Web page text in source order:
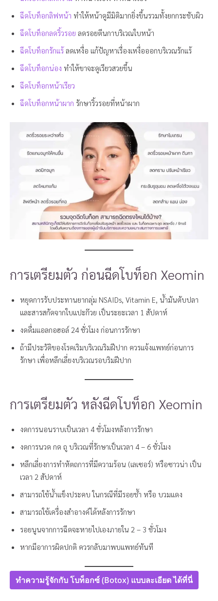
ฉีดโบท็อกลิฟหน้า ทำให้หน้าดูมีมิติมากยิ่งขึ้นรวมทั้งยกกระชับผิว
ฉีดโบท็อกลดริ้วรอย ลดรอยตีนกาบริเวณใบหน้า
ฉีดโบท็อกรักแร้ ลดเหงื่อ แก้ปัญหาเรื่องเหงื่อออกบริเวณรักแร้
ฉีดโบท็อกน่อง ทำให้ขาจะดูเรียวสวยขึ้น
ฉีดโบท็อกหน้าเรียว
ฉีดโบท็อกหน้าผาก รักษาริ้วรอยที่หน้าผาก
การเตรียมตัว ก่อนฉีดโบท็อก Xeomin
หยุดการรับประทานยากลุ่ม NSAIDs, Vitamin E, น้ำมันตับปลา
และสารสกัดจากใบแปะก๊วย เป็นระยะเวลา 1 สัปดาห์
งดดื่มแอลกอฮอล์ 24 ชั่วโมง ก่อนการรักษา
ถ้ามีประวัติของโรคเริมบริเวณริมฝีปาก ควรแจ้งแพทย์ก่อนการ
รักษา เพื่อหลีกเลี่ยงบริเวณรอบริมฝีปาก
การเตรียมตัว หลังฉีดโบท็อก Xeomin
งดการนอนราบเป็นเวลา 4 ชั่วโมงหลังการรักษา
งดการนวด กด ถู บริเวณที่รักษาเป็นเวลา 4 – 6 ชั่วโมง
หลีกเลี่ยงการทำหัตถการที่มีความร้อน (เลเซอร์) หรือซาวน่า เป็น
เวลา 2 สัปดาห์
สามารถใช้น้ำแข็งประคบ ในกรณีที่มีรอยช้ำ หรือ บวมแดง
สามารถใช้เครื่องสำอางค์ได้หลังการรักษา
รอยนูนจากการฉีดจะหายไปเองภายใน 2 – 3 ชั่วโมง
หากมีอาการผิดปกติ ควรกลับมาพบแพทย์ทันที
ทำความรู้จักกับ โบท็อกซ์ (Botox) แบบละเอียด ได้ที่นี่